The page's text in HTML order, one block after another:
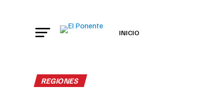
INICIO
REGIONES